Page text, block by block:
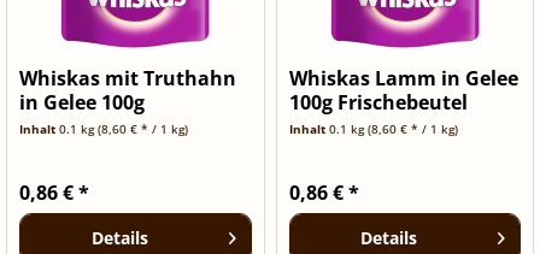
Whiskas mit Truthahn
in Gelee 100g
Inhalt0.1 kg(8,60 € * / 1 kg)
0,86 € *
Details
Whiskas Lamm in Gelee
100g Frischebeutel
Inhalt 0.1 kg(8,60 € * / 1 kg)
0,86 € *
Details